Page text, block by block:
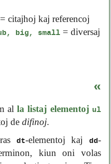
citajhoj kaj referencoj
big, small= diversaj
«
alla listaj elementoj ul
dedifinoj.
dt-elementoj kaj dd-
kiun oni volas